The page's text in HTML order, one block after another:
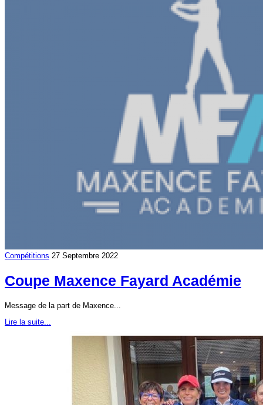
Compétitions 27 Septembre 2022
Coupe Maxence Fayard Académie
Message de la part de Maxence...
Lire la suite...